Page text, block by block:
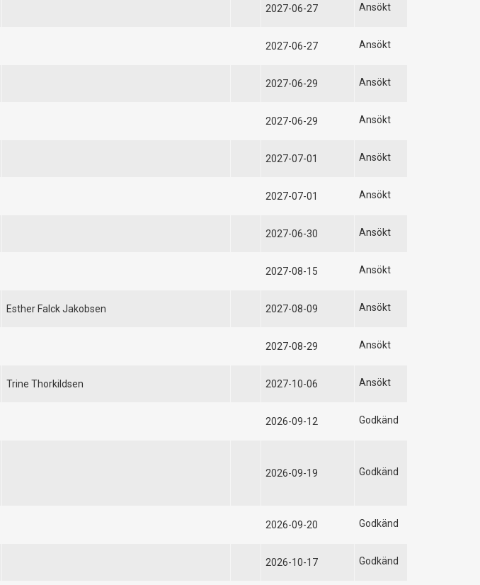
2027-06-27 Ansökt
2027-06-27 Ansökt
2027-06-29 Ansökt
2027-06-29 Ansökt
2027-07-01 Ansökt
2027-07-01 Ansökt
2027-06-30 Ansökt
2027-08-15 Ansökt
Esther Falck Jakobsen 2027-08-09 Ansökt
2027-08-29 Ansökt
Trine Thorkildsen 2027-10-06 Ansökt
2026-09-12 Godkänd
2026-09-19 Godkänd
2026-09-20 Godkänd
2026-10-17 Godkänd